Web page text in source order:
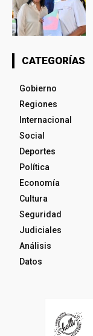
CATEGORÍAS
Gobierno
Regiones
Internacional
Social
Deportes
Política
Economía
Cultura
Seguridad
Judiciales
Análisis
Datos